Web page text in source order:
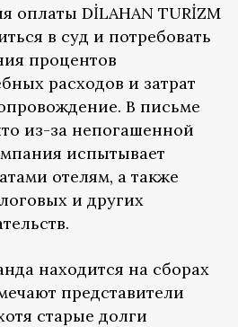
оплаты DİLAHAN TURİZM
в суд и потребовать
процентов
расходов и затрат
В письме
из-за непогашенной
испытывает
отелям, а также
и других
находится на сборах
представители
старые долги